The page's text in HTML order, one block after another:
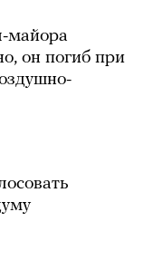
майора
он погиб при